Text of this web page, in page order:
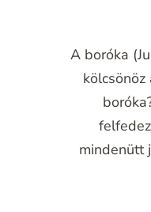
A boróka
mindenütt